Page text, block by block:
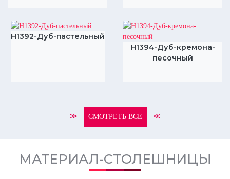
H1392-Дуб-пастельный
H1394-Дуб-кремона-
песочный
≫ СМОТРЕТЬ ВСЕ ≪
МАТЕРИАЛ-СТОЛЕШНИЦЫ